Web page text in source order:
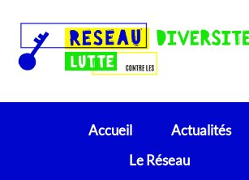
Accueil
Actualités
Le Réseau